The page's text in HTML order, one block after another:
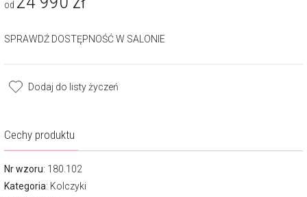
od
SPRAWDŹ DOSTĘPNOŚĆ W SALONIE
Dodaj do listy życzeń
Cechy produktu
Nr wzoru: 180.102
Kategoria: Kolczyki